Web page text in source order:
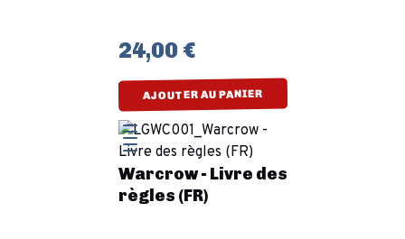
24,00 €
AJOUTER AU PANIER
Warcrow - Livre des
règles (FR)